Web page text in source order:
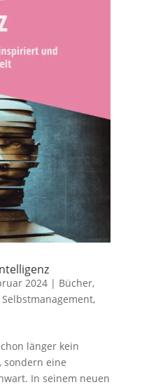
2024| Bücher,
Selbstmanagement,
länger kein
sondern eine
In seinem neuen